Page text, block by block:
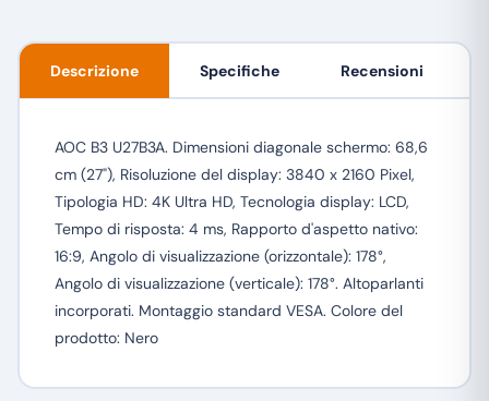
Descrizione Specifiche Recensioni
AOC B3 U27B3A. Dimensioni diagonale schermo: 68,6
cm (27"), Risoluzione del display: 3840 x 2160 Pixel,
Tipologia HD: 4K Ultra HD, Tecnologia display: LCD,
Tempo di risposta: 4 ms, Rapporto d'aspetto nativo:
16:9, Angolo di visualizzazione (orizzontale): 178°,
Angolo di visualizzazione (verticale): 178°. Altoparlanti
incorporati. Montaggio standard VESA. Colore del
prodotto: Nero